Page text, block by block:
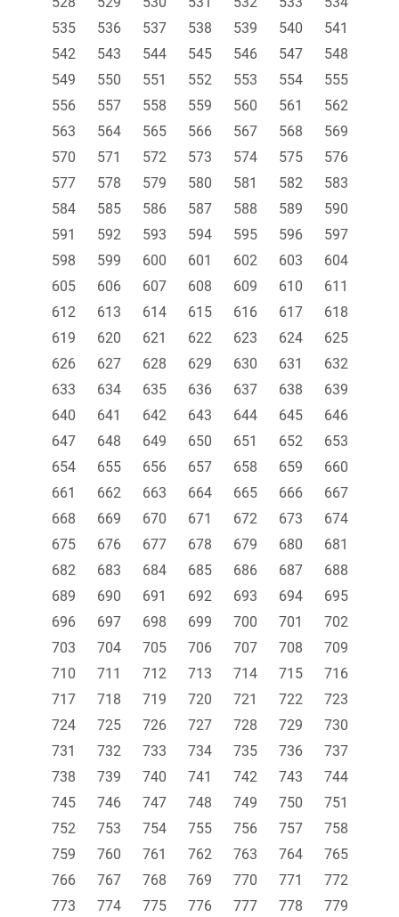
535
536 537 538 539 540
541
542
543 544 545 546 547
548
549
550 551 552 553 554
555
556
557 558 559 560 561
562
563
564 565 566 567 568
569
570
571 572 573 574 575
576
577
578 579 580 581 582
583
584
585 586 587 588 589
590
591
592 593 594 595 596
597
598
599 600 601 602 603
604
605
606 607 608 609 610
611
612
613 614 615 616 617
618
619
620 621 622 623 624
625
626
627 628 629 630 631
632
633
634 635 636 637 638
639
640
641 642 643 644 645
646
647
648 649 650 651 652
653
654
655 656 657 658 659
660
661
662 663 664 665 666
667
668
669 670 671 672 673
674
675
676 677 678 679 680
681
682
683 684 685 686 687
688
689
690 691 692 693 694
695
696
697 698 699 700 701
702
703
704 705 706 707 708
709
710
711 712 713 714 715
716
717
718 719 720 721 722
723
724
725 726 727 728 729
730
731
732 733 734 735 736
737
738
739 740 741 742 743
744
745
746 747 748 749 750
751
752
753 754 755 756 757
758
759
760 761 762 763 764
765
766
767 768 769 770 771
772
773
774 775 776 777 778
779